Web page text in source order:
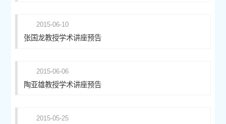
2015-06-10
张国龙教授学术讲座预告
2015-06-06
陶亚雄教授学术讲座预告
2015-05-25